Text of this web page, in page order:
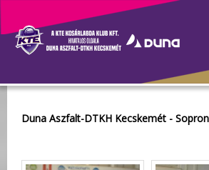
Galéria
Duna Aszfalt-DTKH Kecskemét -